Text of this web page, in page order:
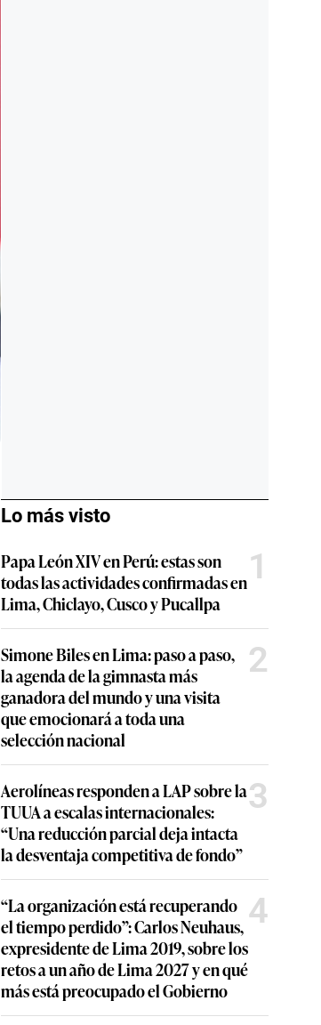
Lo más visto
Papa León XIV en Perú: estas son
todas las actividades confirmadas en
Lima, Chiclayo, Cusco y Pucallpa
1
Simone Biles en Lima: paso a paso,
la agenda de la gimnasta más
ganadora del mundo y una visita
que emocionará a toda una
selección nacional
2
Aerolíneas responden a LAP sobre la
TUUA a escalas internacionales:
“Una reducción parcial deja intacta
la desventaja competitiva de fondo”
3
“La organización está recuperando
el tiempo perdido”: Carlos Neuhaus,
expresidente de Lima 2019, sobre los
retos a un año de Lima 2027 y en qué
más está preocupado el Gobierno
4